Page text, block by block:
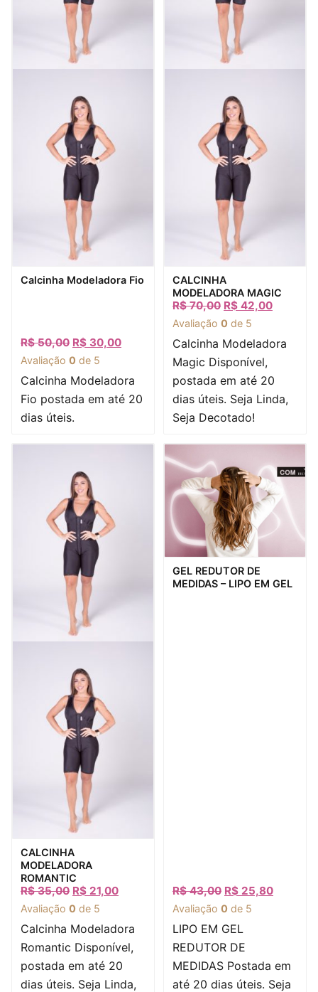
Visualização rápida
Calcinha Modeladora Fio
R$50,00 R$ 30,00
Avaliação 0 de 5
Calcinha Modeladora
Fio postada em até 20
dias úteis.
Visualização rápida
CALCINHA
MODELADORA MAGIC
R$70,00 R$ 42,00
Avaliação 0 de 5
Calcinha Modeladora
Magic Disponível,
postada em até 20
dias úteis. Seja Linda,
Seja Decotado!
Visualização rápida
CALCINHA
MODELADORA
ROMANTIC
R$35,00 R$ 21,00
Avaliação 0 de 5
Calcinha Modeladora
Romantic Disponível,
postada em até 20
dias úteis. Seja Linda,
Visualização rápida
GEL REDUTOR DE
MEDIDAS – LIPO EM GEL
R$43,00 R$ 25,80
Avaliação 0 de 5
LIPO EM GEL
REDUTOR DE
MEDIDAS Postada em
até 20 dias úteis. Seja